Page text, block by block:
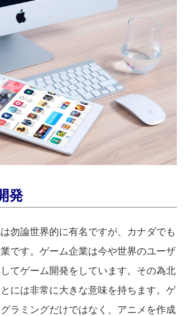
発
勿論世界的に有名ですが、カナダでも
です。ゲーム企業は今や世界のユーザ
てゲーム開発をしています。その為北
には非常に大きな意味を持ちます。ゲ
ラミングだけではなく、アニメを作成